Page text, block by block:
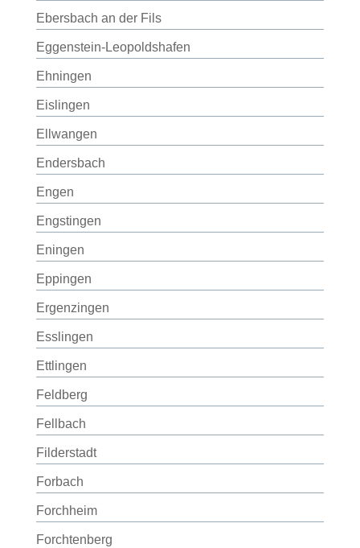
Ebersbach an der Fils
Eggenstein-Leopoldshafen
Ehningen
Eislingen
Ellwangen
Endersbach
Engen
Engstingen
Eningen
Eppingen
Ergenzingen
Esslingen
Ettlingen
Feldberg
Fellbach
Filderstadt
Forbach
Forchheim
Forchtenberg